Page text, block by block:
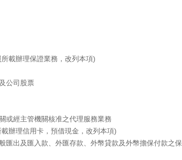
載辦理保證業務，改列本項)
公司股票
或經主管機關核准之代理服務業務
辦理信用卡，預借現金，改列本項)
匯出及匯入款、外匯存款、外幣貸款及外幣擔保付款之保